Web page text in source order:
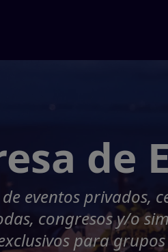
de
eventos privados,
congresos y/o
para